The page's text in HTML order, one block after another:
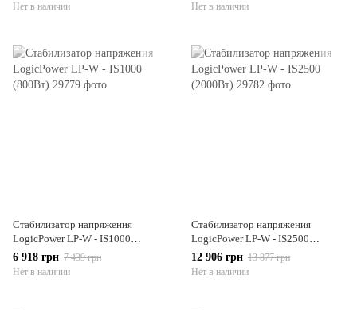
Нет в наличии
Нет в наличии
Стабилизатор напряжения
LogicPower LP-W - IS1000
(800Вт)
6 918 грн 7 439 грн
Нет в наличии
Стабилизатор напряжения
LogicPower LP-W - IS2500
(2000Вт)
12 906 грн 13 877 грн
Нет в наличии